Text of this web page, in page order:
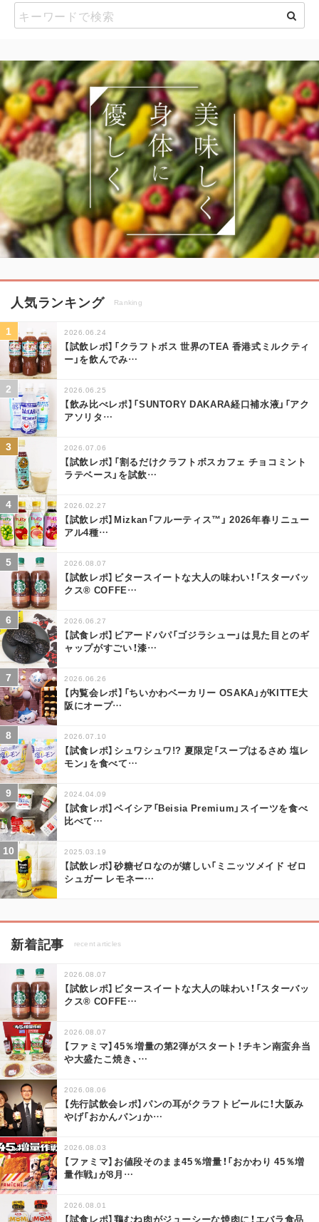
人気ランキング Ranking
2026.06.24
【試飲レポ】「クラフトボス 世界のTEA 香港式ミルクティ
ー」を飲んでみ…
2026.06.25
【飲み比べレポ】「SUNTORY DAKARA経口補水液」「アク
アソリタ…
2026.07.06
【試飲レポ】「割るだけクラフトボスカフェ チョコミント
ラテベース」を試飲…
2026.02.27
【試飲レポ】Mizkan「フルーティス™」 2026年春リニュー
アル4種…
2026.08.07
【試飲レポ】ビタースイートな大人の味わい！「スターバッ
クス® COFFE…
2026.06.27
【試食レポ】ビアードパパ「ゴジラシュー」は見た目とのギ
ャップがすごい！漆…
2026.06.26
【内覧会レポ】「ちいかわベーカリー OSAKA」がKITTE大
阪にオープ…
2026.07.10
【試食レポ】シュワシュワ!? 夏限定「スープはるさめ 塩レ
モン」を食べて…
2024.04.09
【試食レポ】ベイシア「Beisia Premium」スイーツを食べ
比べて…
2025.03.19
【試飲レポ】砂糖ゼロなのが嬉しい「ミニッツメイド ゼロ
シュガー レモネー…
新着記事 recent articles
2026.08.07
【試飲レポ】ビタースイートな大人の味わい！「スターバッ
クス® COFFE…
2026.08.07
【ファミマ】45％増量の第2弾がスタート！チキン南蛮弁当
や大盛たこ焼き、 …
2026.08.06
【先行試飲会レポ】パンの耳がクラフトビールに！大阪み
やげ「おかんパン」か…
2026.08.03
【ファミマ】お値段そのまま45％増量！「おかわり 45％増
量作戦」が8月 …
2026.08.01
【試食レポ】鶏むね肉がジューシーな焼肉に！エバラ食品